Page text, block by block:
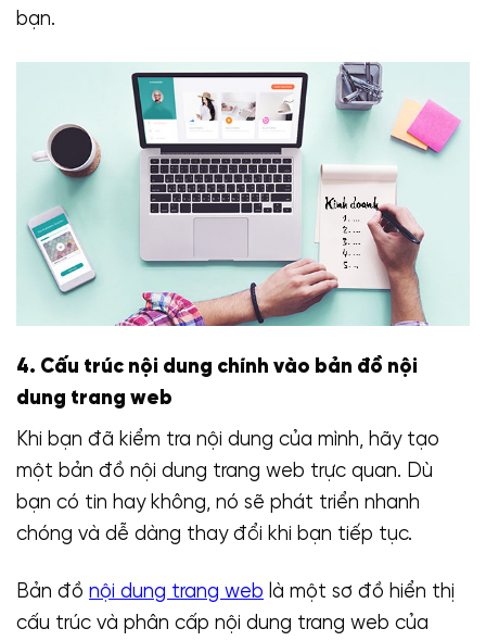
bạn.
4. Cấu trúc nội dung chính vào bản đồ nội
dung trang web
Khi bạn đã kiểm tra nội dung của mình, hãy tạo
một bản đồ nội dung trang web trực quan. Dù
bạn có tin hay không, nó sẽ phát triển nhanh
chóng và dễ dàng thay đổi khi bạn tiếp tục.
Bản đồ nội dung trang web là một sơ đồ hiển thị
cấu trúc và phân cấp nội dung trang web của